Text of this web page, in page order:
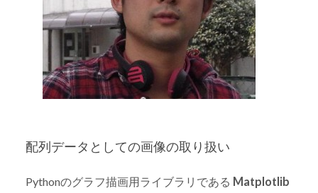
配列データとしての画像の取り扱い
Pythonのグラフ描画用ライブラリである Matplotlib